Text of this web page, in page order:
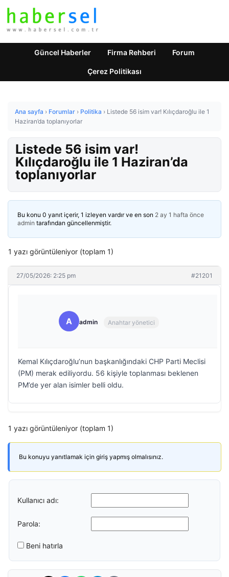
Güncel Haberler Firma Rehberi Forum
Çerez Politikası
Ana sayfa › Forumlar › Politika › Listede 56 isim var! Kılıçdaroğlu ile 1
Haziran’da toplanıyorlar
Listede 56 isim var!
Kılıçdaroğlu ile 1 Haziran’da
toplanıyorlar
Bu konu 0 yanıt içerir, 1 izleyen vardır ve en son 2 ay 1 hafta önce
admin tarafından güncellenmiştir.
1 yazı görüntüleniyor (toplam 1)
27/05/2026: 2:25 pm #21201
A admin Anahtar yönetici
Kemal Kılıçdaroğlu’nun başkanlığındaki CHP Parti Meclisi
(PM) merak ediliyordu. 56 kişiyle toplanması beklenen
PM’de yer alan isimler belli oldu.
1 yazı görüntüleniyor (toplam 1)
Bu konuyu yanıtlamak için giriş yapmış olmalısınız.
Kullanıcı adı:
Parola:
Beni hatırla